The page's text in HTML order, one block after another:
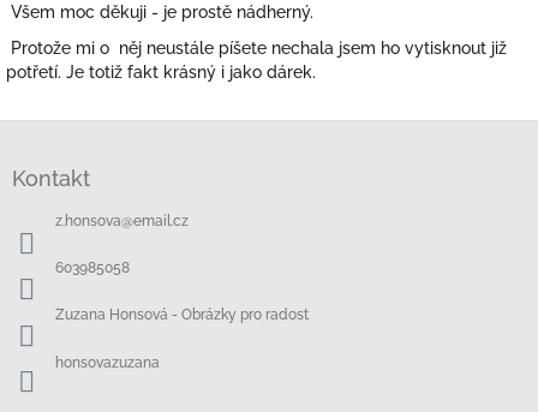
Všem moc děkuji - je prostě nádherný.
Protože mi o něj neustále píšete nechala jsem ho vytisknout již
potřetí. Je totiž fakt krásný i jako dárek.
Kontakt
z.honsova@email.cz
603985058
Zuzana Honsová - Obrázky pro radost
honsovazuzana